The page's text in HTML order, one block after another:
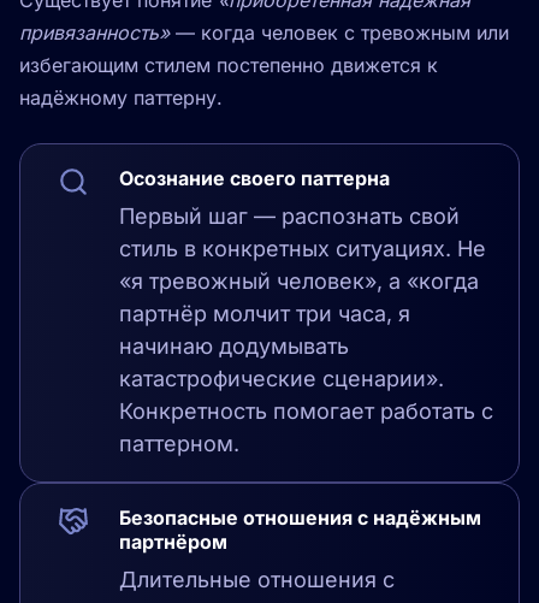
привязанность»— когда человек с тревожным или
избегающим стилем постепенно движется к
надёжному паттерну.
Осознание своего паттерна
Первый шаг — распознать свой
стиль в конкретных ситуациях. Не
«я тревожный человек», а «когда
партнёр молчит три часа, я
начинаю додумывать
катастрофические сценарии».
Конкретность помогает работать с
паттерном.
Безопасные отношения с надёжным
партнёром
Длительные отношения с